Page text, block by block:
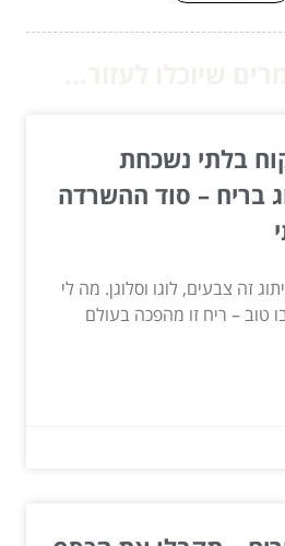
בלתי נשכחת
בריח – סוד ההשרדה
זה צבעים, לוגו וסלוגן. מה לי
טוב – ריח זו מהפכה בעולם